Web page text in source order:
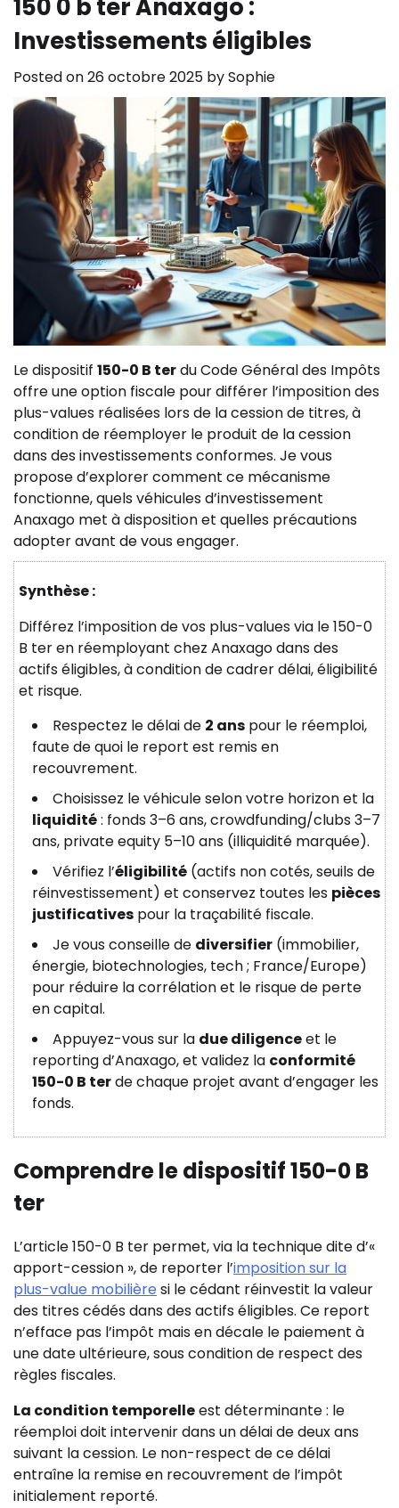
150 0 b ter Anaxago :
Investissements éligibles
Posted on26 octobre 2025 bySophie
Le dispositif 150-0 B terdu Code Général des Impôts
offre une option fiscale pour différer l’imposition des
plus-values réalisées lors de la cession de titres, à
condition de réemployer le produit de la cession
dans des investissements conformes. Je vous
propose d’explorer comment ce mécanisme
fonctionne, quels véhicules d’investissement
Anaxago met à disposition et quelles précautions
adopter avant de vous engager.
Synthèse :
Différez l’imposition de vos plus-values via le 150-0
B ter en réemployant chez Anaxago dans des
actifs éligibles, à condition de cadrer délai, éligibilité
et risque.
Respectez le délai de 2 ans pour le réemploi,
faute de quoi le report est remis en
recouvrement.
Choisissez le véhicule selon votre horizon et la
liquidité: fonds 3–6 ans, crowdfunding/clubs 3–7
ans, private equity 5–10 ans (illiquidité marquée).
Vérifiez l’éligibilité (actifs non cotés, seuils de
réinvestissement) et conservez toutes les pièces
justificatives pour la traçabilité fiscale.
Je vous conseille de diversifier (immobilier,
énergie, biotechnologies, tech ; France/Europe)
pour réduire la corrélation et le risque de perte
en capital.
Appuyez-vous sur la due diligenceet le
reporting d’Anaxago, et validez la conformité
150-0 B terde chaque projet avant d’engager les
fonds.
Comprendre le dispositif 150-0 B
ter
L’article 150-0 B ter permet, via la technique dite d’«
apport-cession », de reporter l’imposition sur la
plus-value mobilière si le cédant réinvestit la valeur
des titres cédés dans des actifs éligibles. Ce report
n’efface pas l’impôt mais en décale le paiement à
une date ultérieure, sous condition de respect des
règles fiscales.
La condition temporelleest déterminante : le
réemploi doit intervenir dans un délai de deux ans
suivant la cession. Le non-respect de ce délai
entraîne la remise en recouvrement de l’impôt
initialement reporté.